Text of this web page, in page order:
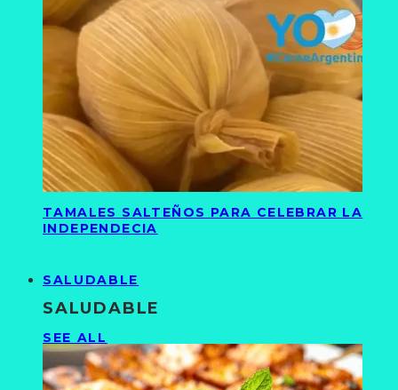
TAMALES SALTEÑOS PARA CELEBRAR LA
INDEPENDECIA
SALUDABLE
SALUDABLE
SEE ALL